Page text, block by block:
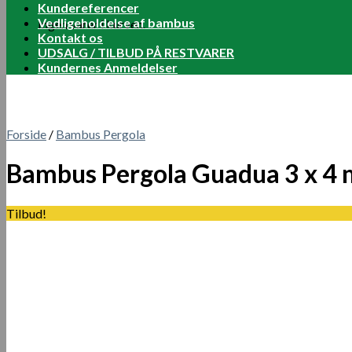
Ingen varer i kurven.
Kundereferencer
Vedligeholdelse af bambus
Kontakt os
UDSALG / TILBUD PÅ RESTVARER
Kundernes Anmeldelser
Forside / Bambus Pergola
Bambus Pergola Guadua 3 x 4
Tilbud!